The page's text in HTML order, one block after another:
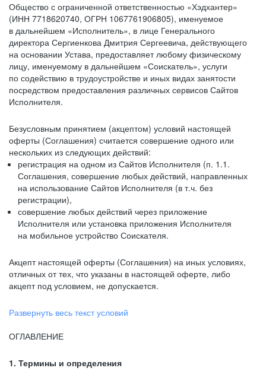
Общество с ограниченной ответственностью «Хэдхантер»
(ИНН 7718620740, ОГРН 1067761906805), именуемое
в дальнейшем «Исполнитель», в лице Генерального
директора Сергиенкова Дмитрия Сергеевича, действующего
на основании Устава, предоставляет любому физическому
лицу, именуемому в дальнейшем «Соискатель», услуги
по содействию в трудоустройстве и иных видах занятости
посредством предоставления различных сервисов Сайтов
Исполнителя.
Безусловным принятием (акцептом) условий настоящей
оферты (Соглашения) считается совершение одного или
нескольких из следующих действий:
регистрация на одном из Сайтов Исполнителя (п. 1.1.
Соглашения, совершение любых действий, направленных
на использование Сайтов Исполнителя (в т.ч. без
регистрации),
совершение любых действий через приложение
Исполнителя или установка приложения Исполнителя
на мобильное устройство Соискателя.
Акцепт настоящей оферты (Соглашения) на иных условиях,
отличных от тех, что указаны в настоящей оферте, либо
акцепт под условием, не допускается.
Развернуть весь текст условий
ОГЛАВЛЕНИЕ
1. Термины и определения